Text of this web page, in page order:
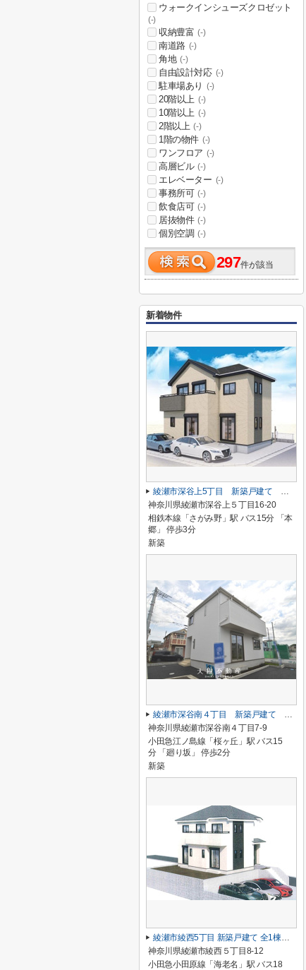
ウォークインシューズクロゼット
(-)
収納豊富 (-)
南道路 (-)
角地 (-)
自由設計対応 (-)
駐車場あり (-)
20階以上 (-)
10階以上 (-)
2階以上 (-)
1階の物件 (-)
ワンフロア (-)
高層ビル (-)
エレベーター (-)
事務所可 (-)
飲食店可 (-)
居抜物件 (-)
個別空調 (-)
297件が該当
新着物件
綾瀬市深谷上5丁目 新築戸建て 全１棟【仲介手数料無料】
神奈川県綾瀬市深谷上５丁目16-20
相鉄本線「さがみ野」駅 バス15分 「本
郷」 停歩3分
新築
綾瀬市深谷南４丁目 新築戸建て 全5棟【仲介手数料無料】
神奈川県綾瀬市深谷南４丁目7-9
小田急江ノ島線「桜ヶ丘」駅 バス15
分 「廻り坂」 停歩2分
新築
綾瀬市綾西5丁目 新築戸建て 全1棟【仲介手数料無料】
神奈川県綾瀬市綾西５丁目8-12
小田急小田原線「海老名」駅 バス18